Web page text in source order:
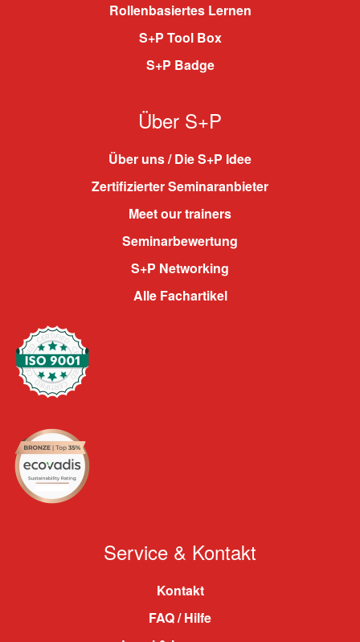
Rollenbasiertes Lernen
S+P Tool Box
S+P Badge
Über S+P
Über uns / Die S+P Idee
Zertifizierter Seminaranbieter
Meet our trainers
Seminarbewertung
S+P Networking
Alle Fachartikel
Service & Kontakt
Kontakt
FAQ / Hilfe